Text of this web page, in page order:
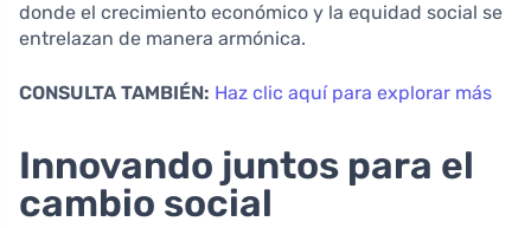
donde el crecimiento económico y la equidad social se
entrelazan de manera armónica.
CONSULTA TAMBIÉN: Haz clic aquí para explorar más
Innovando juntos para el
cambio social